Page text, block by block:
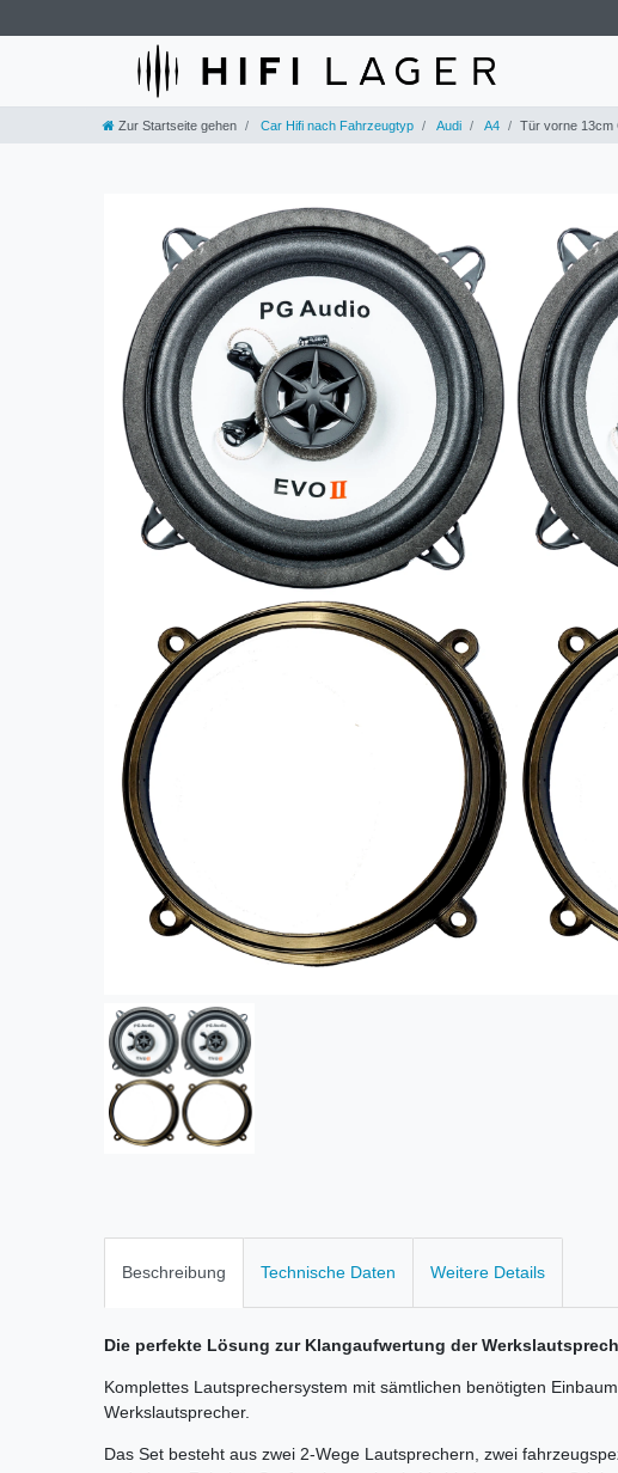
Zur Startseite gehen Car Hifi nach Fahrzeugtyp Audi A4 Tür vorne 13cm
Beschreibung Technische Daten Weitere Details
Die perfekte Lösung zur Klangaufwertung der
Komplettes Lautsprechersystem mit sämtlichen benötigten
Werkslautsprecher.
Das Set besteht aus zwei 2-Wege Lautsprechern, zwei